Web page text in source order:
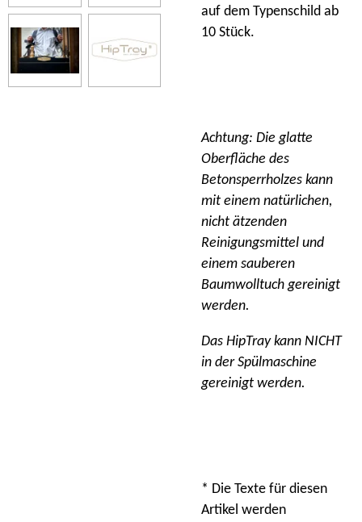
auf dem Typenschild ab
10 Stück.
Achtung: Die glatte
Oberfläche des
Betonsperrholzes kann
mit einem natürlichen,
nicht ätzenden
Reinigungsmittel und
einem sauberen
Baumwolltuch gereinigt
werden.
Das HipTray kann NICHT
in der Spülmaschine
gereinigt werden.
* Die Texte für diesen
Artikel werden